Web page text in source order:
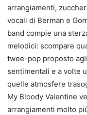
arrangiamenti,
vocali di Berman e
band compie una
melodici: scompare
twee-pop proposto
sentimentali e a volte
quelle atmosfere
My Bloody Valentine
arrangiamenti molto